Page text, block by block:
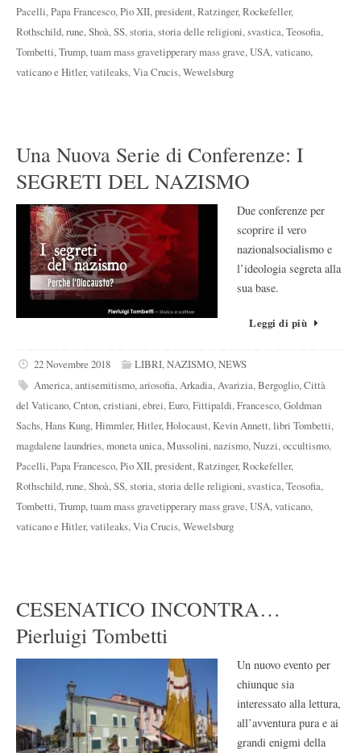
Pacelli,Papa Francesco,Pio XII,president,Ratzinger,Rockefeller,
Rothschild,rune,Shoà,SS,storia,storia delle religioni,svastica,Teosofia,
Tombetti,Trump,tuam mass gravetipperary mass grave,USA,vaticano,
vaticano e Hitler,vatileaks,Via Crucis,Wewelsburg
Una Nuova Serie di Conferenze: I
SEGRETI DEL NAZISMO
Due conferenze per
scoprire il vero
nazionalsocialismo e
l’ideologia segreta alla
sua base.
Leggi di più
22 Novembre 2018 LIBRI,NAZISMO,NEWS
America,antisemitismo,ariosofia,Arkadia,Avarizia,Bergoglio,Città
del Vaticano,Cnton,cristiani,ebrei,Euro,Fittipaldi,Francesco,Goldman
Sachs,Hans Kung,Himmler,Hitler,Holocaust,Kevin Annett,libri Tombetti,
magdalene laundries,moneta unica,Mussolini,nazismo,Nuzzi,occultismo,
Pacelli,Papa Francesco,Pio XII,president,Ratzinger,Rockefeller,
Rothschild,rune,Shoà,SS,storia,storia delle religioni,svastica,Teosofia,
Tombetti,Trump,tuam mass gravetipperary mass grave,USA,vaticano,
vaticano e Hitler,vatileaks,Via Crucis,Wewelsburg
CESENATICO INCONTRA…
Pierluigi Tombetti
Un nuovo evento per
chiunque sia
interessato alla lettura,
all’avventura pura e ai
grandi enigmi della